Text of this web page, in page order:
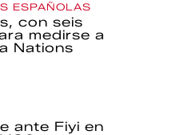
ESPAÑOLAS
con seis
medirse a
Nations
ante Fiyi en